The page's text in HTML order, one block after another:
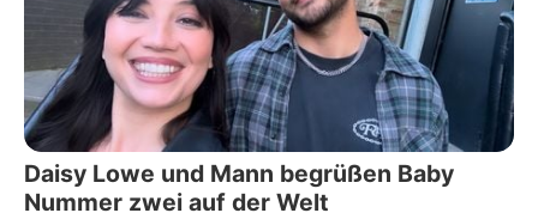
Daisy Lowe und Mann begrüßen Baby
Nummer zwei auf der Welt